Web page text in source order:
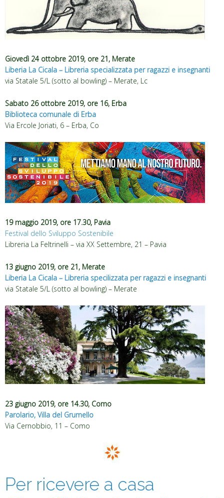
Giovedì 24 ottobre 2019, ore 21, Merate
Liberia La Cicala – Libreria specializzata per ragazzi e insegnanti
via Statale 5/L (sotto al bowling) – Merate, Lc
Sabato 26 ottobre 2019, ore 16, Erba
Biblioteca comunale di Erba
Via Ercole Joriati, 6 – Erba, Co
19 maggio 2019, ore 17.30, Pavia
Festival dello Sviluppo Sostenibile
Libreria La Feltrinelli – via XX Settembre, 21 – Pavia
13 giugno 2019, ore 21, Merate
Liberia La Cicala – Libreria specilizzata per ragazzi e insegnanti
via Statale 5/L (sotto al bowling) – Merate
23 giugno 2019, ore 14.30, Como
Parolario, Villa del Grumello
Via Cernobbio, 11 – Como
Per ricevere a casa